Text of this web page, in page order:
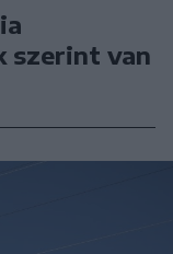
szerint van